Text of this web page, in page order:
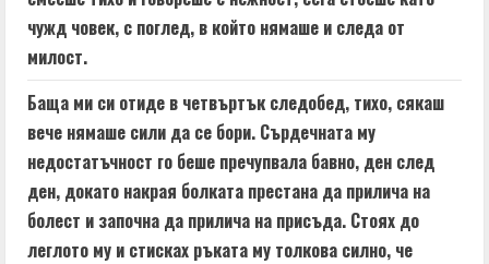
чужд човек, с поглед, в който нямаше и следа от
милост.
Баща ми си отиде в четвъртък следобед, тихо, сякаш
вече нямаше сили да се бори. Сърдечната му
недостатъчност го беше пречупвала бавно, ден след
ден, докато накрая болката престана да прилича на
болест и започна да прилича на присъда. Стоях до
леглото му и стисках ръката му толкова силно, че